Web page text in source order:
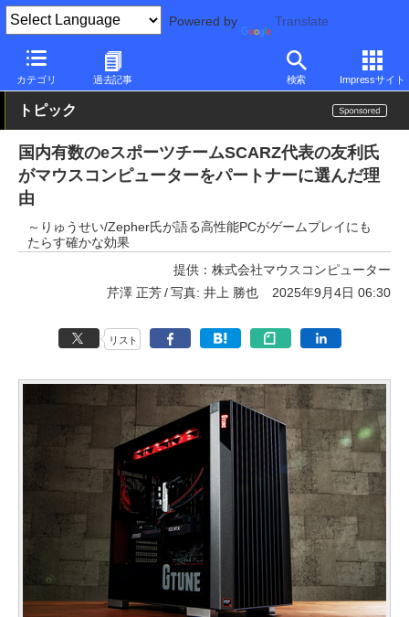
Powered by Translate
カテゴリ 過去記事 検索 Impressサイト
PC Watch パソコン/タブレット/スマートフォン ゲーミングパソ
トピック
国内有数のeスポーツチームSCARZ代表の友利氏
がマウスコンピューターをパートナーに選んだ理
由
～りゅうせい/Zepher氏が語る高性能PCがゲームプレイにも
たらす確かな効果
提供：株式会社マウスコンピューター
芹澤 正芳
写真: 井上 勝也 2025年9月4日 06:30
リスト